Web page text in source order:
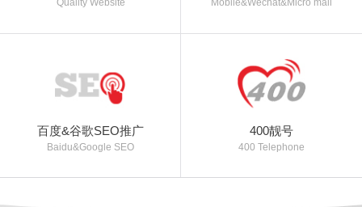
Quality Website Mobile&Wechat&Micro mall
百度&谷歌SEO推广
Baidu&Google SEO
400靓号
400 Telephone